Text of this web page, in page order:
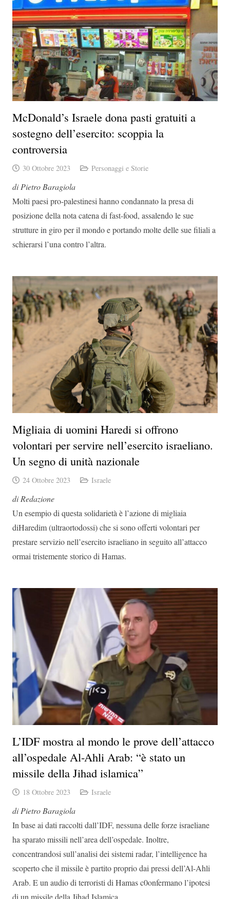
McDonald’s Israele dona pasti gratuiti a
sostegno dell’esercito: scoppia la
controversia
30 Ottobre 2023 Personaggi e Storie
di Pietro Baragiola
Molti paesi pro-palestinesi hanno condannato la presa di
posizione della nota catena di fast-food, assalendo le sue
strutture in giro per il mondo e portando molte delle sue filiali a
schierarsi l’una contro l’altra.
Migliaia di uomini Haredi si offrono
volontari per servire nell’esercito israeliano.
Un segno di unità nazionale
24 Ottobre 2023 Israele
di Redazione
Un esempio di questa solidarietà è l’azione di migliaia
diHaredim (ultraortodossi) che si sono offerti volontari per
prestare servizio nell’esercito israeliano in seguito all’attacco
ormai tristemente storico di Hamas.
L’IDF mostra al mondo le prove dell’attacco
all’ospedale Al-Ahli Arab: “è stato un
missile della Jihad islamica”
18 Ottobre 2023 Israele
di Pietro Baragiola
In base ai dati raccolti dall’IDF, nessuna delle forze israeliane
ha sparato missili nell’area dell’ospedale. Inoltre,
concentrandosi sull’analisi dei sistemi radar, l’intelligence ha
scoperto che il missile è partito proprio dai pressi dell’Al-Ahli
Arab. E un audio di terroristi di Hamas c0onfermano l’ipotesi
di un missile della Jihad Islamica.